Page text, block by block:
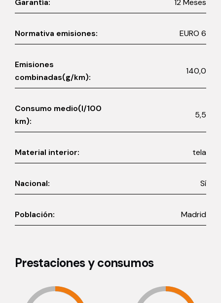
Garantía: 12 Meses
Normativa emisiones: EURO 6
Emisiones
combinadas(g/km):
140,0
Consumo medio(l/100
km):
5,5
Material interior: tela
Nacional: Sí
Población: Madrid
Prestaciones y consumos